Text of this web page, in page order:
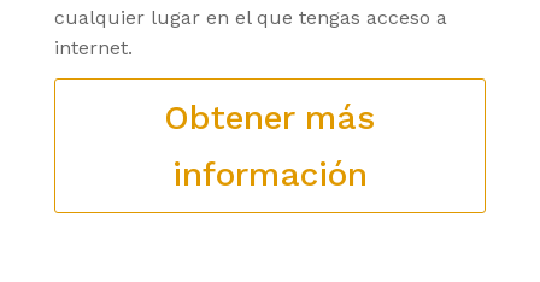
cualquier lugar en el que tengas acceso a
internet.
Obtener más
información